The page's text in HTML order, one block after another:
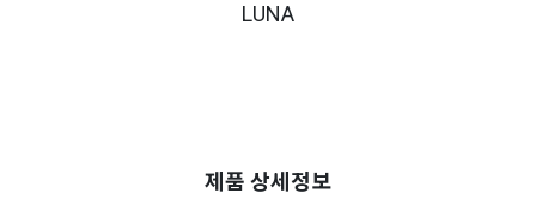
LUNA
제품 상세정보